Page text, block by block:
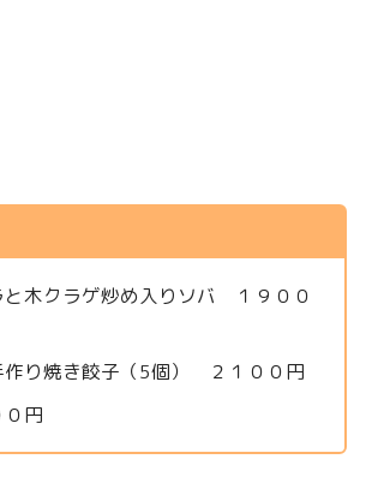
木クラゲ炒め入りソバ １９００
り焼き餃子（5個） ２１００円
円